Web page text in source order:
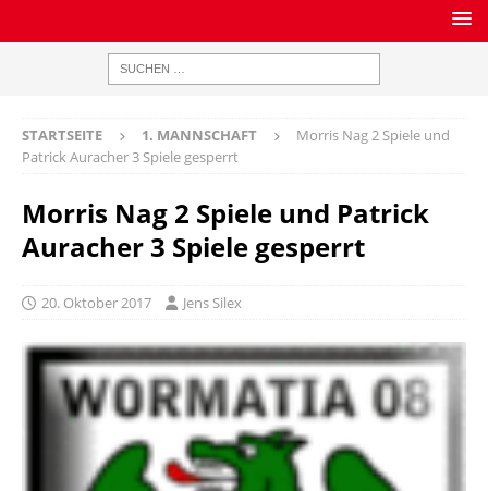
STARTSEITE 1. MANNSCHAFT
Morris Nag 2 Spiele und
Patrick Auracher 3 Spiele gesperrt
Morris Nag 2 Spiele und Patrick
Auracher 3 Spiele gesperrt
20. Oktober 2017 Jens Silex